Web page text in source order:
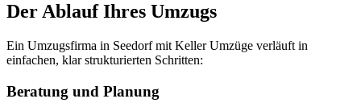
Der Ablauf Ihres Umzugs
Ein Umzugsfirma in Seedorf mit Keller Umzüge verläuft in
einfachen, klar strukturierten Schritten:
Beratung und Planung